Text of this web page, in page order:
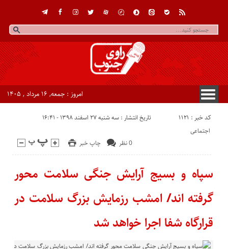
امروز : جمعه, ۱۶ مرداد , ۱۴۰۵
کد خبر : 1121 تاریخ انتشار : سه شنبه ۲۷ اسفند ۱۳۹۸ - ۱۶:۴۱
چاپ خبر 0 نظر
اجتماعی
سپاه و بسیج آرایش جنگی سلامت محور
گرفته اند/ امشب رزمایش بزرگ سلامت در
قرارگاه شفا اجرا خواهد شد